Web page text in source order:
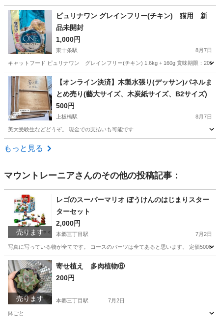
東京 中野区 その他
ピュリナワン グレインフリー(チキン) 猫用 新
品未開封
1,000円
東十条駅 8月7日
キャットフード ピュリナワン グレインフリー(チキン) 1.6kg + 160g 賞味期限：
東京 北区 東十条駅 その他 ピュリナワン
【オンライン決済】木製水張り(デッサン)パネルま
とめ売り(藝大サイズ、木炭紙サイズ、B2サイズ)
500円
上板橋駅 8月7日
美大受験生などどうぞ。 現金での支払いも可能です
東京 板橋区
もっと見る
マウントレーニアさんのその他の投稿記事：
売ります
レゴのスーパーマリオ ぼうけんのはじまりスター
ターセット
2,000円
本郷三丁目駅 7月2日
写真に写っている物が全てです。 コースのパーツは全てあると思います。 定価5000円
東京 文京区 本郷三丁目駅 おもちゃ
売ります
寄せ植え 多肉植物⑥
200円
本郷三丁目駅 7月2日
鉢ごと